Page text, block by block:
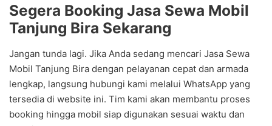
Segera Booking Jasa Sewa Mobil
Tanjung Bira Sekarang
Jangan tunda lagi. Jika Anda sedang mencari Jasa Sewa
Mobil Tanjung Bira dengan pelayanan cepat dan armada
lengkap, langsung hubungi kami melalui WhatsApp yang
tersedia di website ini. Tim kami akan membantu proses
booking hingga mobil siap digunakan sesuai waktu dan